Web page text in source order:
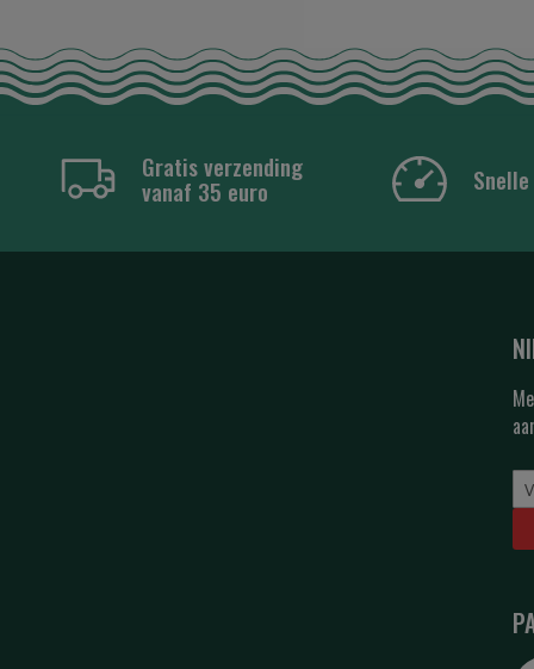
Gratis verzending
vanaf 35 euro